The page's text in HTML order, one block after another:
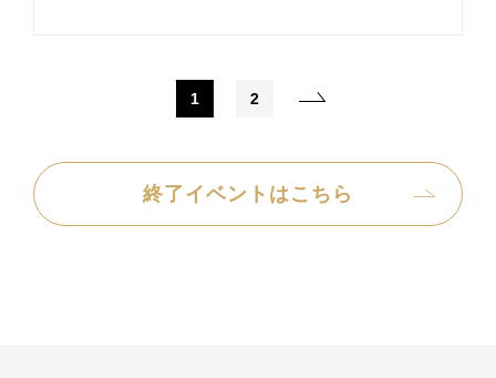
1 2
終了イベントはこちら